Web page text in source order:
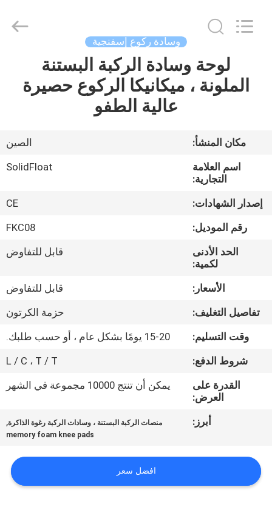
المنزل
حولنا
في
المصنع
مراقبة
الجودة
اتصل
أخبار
خريطة
SolidFloat
Industries
وسادة ركوع إسفنجية
لوحة وسادة الركبة البستنة
الملونة ، ميكانيكا الركوع حصيرة
عالية الطفو
مكان المنشأ:
الصين
اسم العلامة
التجارية:
SolidFloat
إصدار الشهادات:
CE
رقم الموديل:
FKC08
الحد الأدنى
لكمية:
قابل للتفاوض
الأسعار:
قابل للتفاوض
تفاصيل التغليف:
حزمة الكرتون
وقت التسليم:
15-20 يومًا بشكل عام ، أو حسب طلبك.
شروط الدفع:
L / C ، T / T
القدرة على
العرض:
يمكن أن تنتج 10000 مجموعة في الشهر
أبرز: منصات الركبة البستنة ، وسادات الركبة رغوة الذاكرة,
memory foam knee pads
افضل سعر